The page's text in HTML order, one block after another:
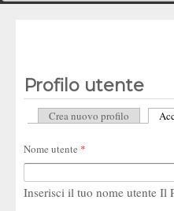
Profilo utente
Schede primarie
Crea nuovo profilo
Nome utente *
Inserisci il tuo nome utente Il